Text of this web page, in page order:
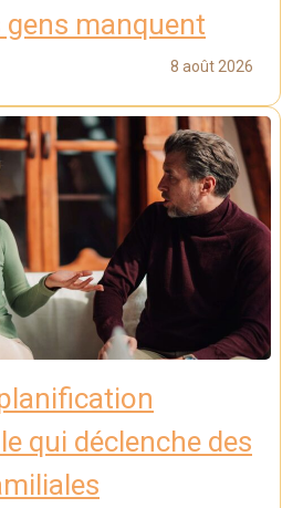
manquent
8 août 2026
qui déclenche des